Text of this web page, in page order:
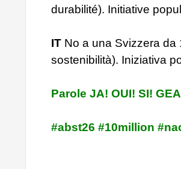
durabilité). Initiative
IT No a una Svizzera da
sostenibilità). Iniziativa
Parole JA! OUI! SI!
#abst26 #10million